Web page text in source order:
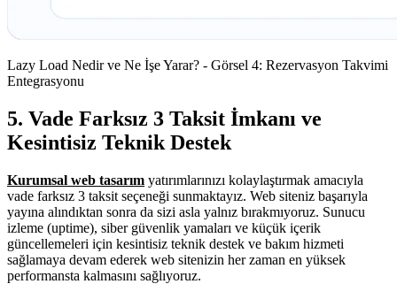
Lazy Load Nedir ve Ne İşe Yarar? - Görsel 4: Rezervasyon Takvimi
Entegrasyonu
5. Vade Farksız 3 Taksit İmkanı ve
Kesintisiz Teknik Destek
Kurumsal web tasarım yatırımlarınızı kolaylaştırmak amacıyla
vade farksız 3 taksit seçeneği sunmaktayız. Web siteniz başarıyla
yayına alındıktan sonra da sizi asla yalnız bırakmıyoruz. Sunucu
izleme (uptime), siber güvenlik yamaları ve küçük içerik
güncellemeleri için kesintisiz teknik destek ve bakım hizmeti
sağlamaya devam ederek web sitenizin her zaman en yüksek
performansta kalmasını sağlıyoruz.